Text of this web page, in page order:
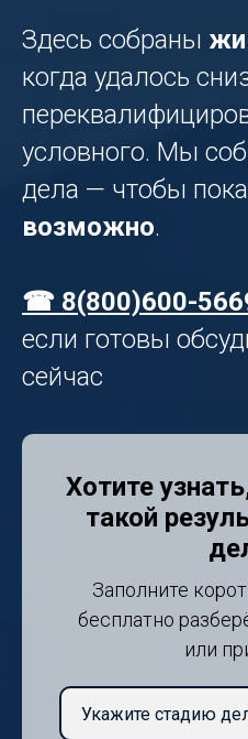
Здесь собраны
когда удалось
условного. Мы
дела — чтобы
возможно.
☎ 8(800)600-
если готовы
сейчас
Хотите
такой
Заполните
бесплатно
или